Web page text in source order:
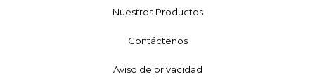
Nuestros Productos
Contáctenos
Aviso de privacidad